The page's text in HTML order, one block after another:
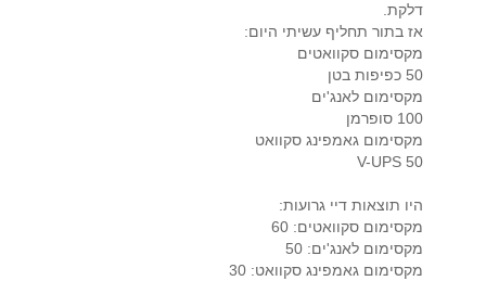
דלקת.
אז בתור תחליף עשיתי היום:
מקסימום סקוואטים
50 כפיפות בטן
מקסימום לאנג'ים
100 סופרמן
מקסימום גאמפינג סקוואט
50 V-UPS
היו תוצאות דיי גרועות:
מקסימום סקוואטים: 60
מקסימום לאנג'ים: 50
מקסימום גאמפינג סקוואט: 30